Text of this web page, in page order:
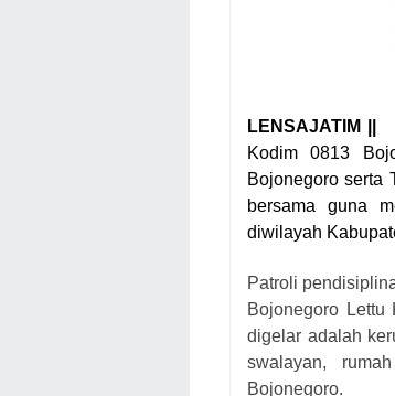
LENSAJATIM ||
Kodim 0813
Bojonegoro serta
bersama guna
diwilayah
Patroli
Bojonegoro Lettu
digelar adalah
swalayan,
Bojonegoro.